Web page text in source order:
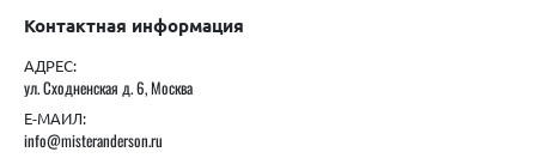
Контактная информация
АДРЕС:
ул. Сходненская д. 6, Москва
Е-МАИЛ:
info@misteranderson.ru